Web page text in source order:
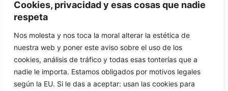
Cookies, privacidad y esas cosas que nadie
respeta
Nos molesta y nos toca la moral alterar la estética de
nuestra web y poner este aviso sobre el uso de los
cookies, análisis de tráfico y todas esas tonterías que a
nadie le importa. Estamos obligados por motivos legales
según la EU. Si le das a aceptar: usan las cookies para
пальцев.
Товаров, соответствующих вашему
запросу, не обнаружено.